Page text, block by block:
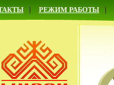
РЕЖИМ РАБОТЫ